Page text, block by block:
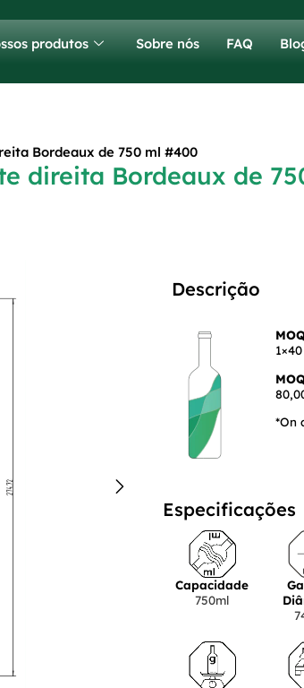
produtos Sobre nós FAQ
Bordeaux de 750 ml #400
direita Bordeaux de
Descrição
*On
Especificações
Capacidade
750ml